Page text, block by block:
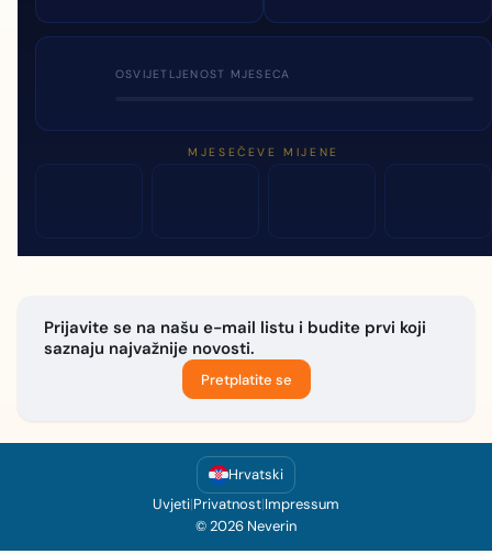
OSVIJETLJENOST MJESECA
MJESEČEVE MIJENE
Prijavite se na našu e-mail listu i budite prvi koji
saznaju najvažnije novosti.
Pretplatite se
Hrvatski
Uvjeti|Privatnost|Impressum
© 2026 Neverin